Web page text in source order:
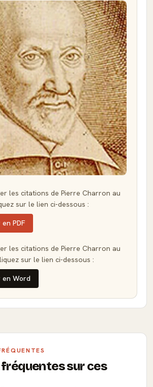
les citations de Pierre Charron au
sur le lien ci-dessous :
PDF
les citations de Pierre Charron au
sur le lien ci-dessous :
Word
sur ces